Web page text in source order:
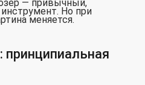
— привычный,
Но при
меняется.
принципиальная